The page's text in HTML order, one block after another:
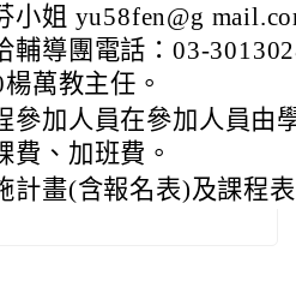
小姐 yu58fen@g
輔導團電話：03-
萬教主任。
參加人員在參加人員由
費、加班費。
計畫(含報名表)及課程